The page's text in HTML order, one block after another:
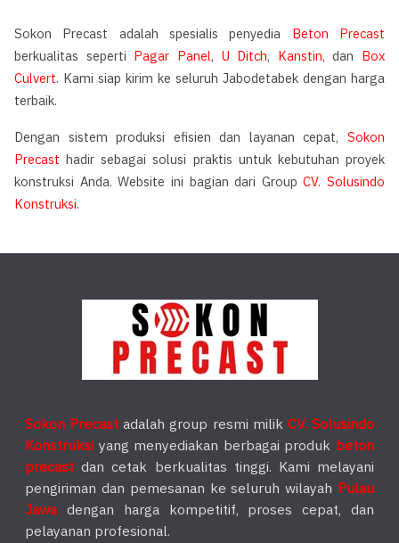
Sokon Precast adalah spesialis penyedia Beton Precast
berkualitas seperti Pagar Panel, U Ditch, Kanstin, dan Box
Culvert. Kami siap kirim ke seluruh Jabodetabek dengan harga
terbaik.
Dengan sistem produksi efisien dan layanan cepat, Sokon
Precast hadir sebagai solusi praktis untuk kebutuhan proyek
konstruksi Anda. Website ini bagian dari GroupCV. Solusindo
Konstruksi.
Sokon Precast adalah group resmi milik CV. Solusindo
Konstruksi yang menyediakan berbagai produk beton
precast dan cetak berkualitas tinggi. Kami melayani
pengiriman dan pemesanan ke seluruh wilayah Pulau
Jawadengan harga kompetitif, proses cepat, dan
pelayanan profesional.